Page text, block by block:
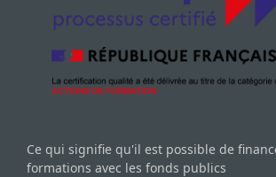
Ce qui signifie qu'il est possible de
formations avec les fonds publics